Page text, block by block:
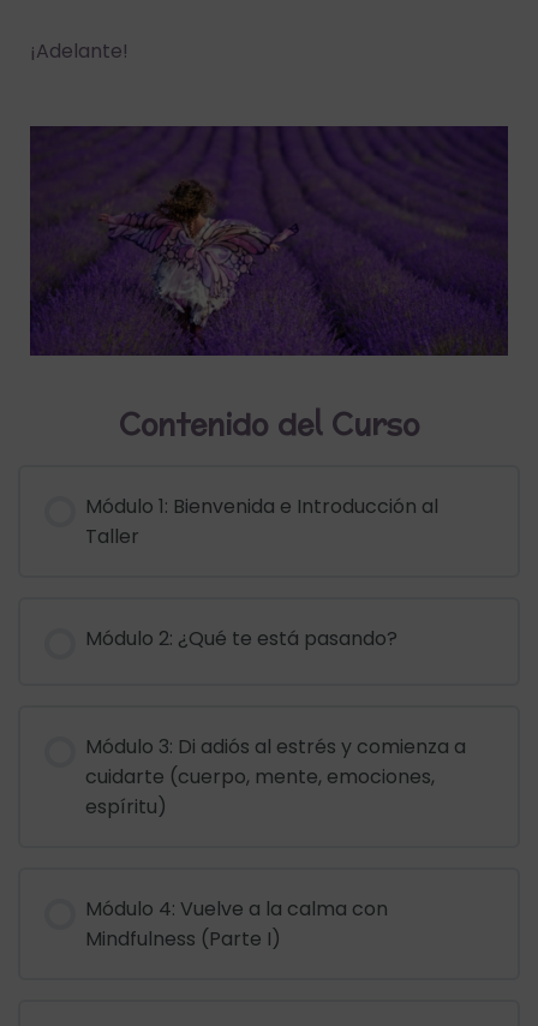
¡Adelante!
Contenido del Curso
Módulo 1: Bienvenida e Introducción al
Taller
Módulo 2: ¿Qué te está pasando?
Módulo 3: Di adiós al estrés y comienza a
cuidarte (cuerpo, mente, emociones,
espíritu)
Módulo 4: Vuelve a la calma con
Mindfulness (Parte I)